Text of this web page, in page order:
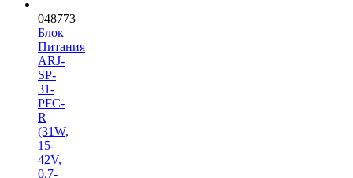
048773
Блок
Питания
ARJ-
SP-
31-
PFC-
R
(31W,
15-
42V,
0.7-